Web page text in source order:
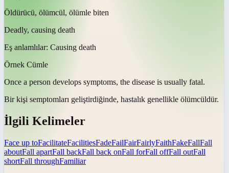
Öldürücü, ölümcül, ölümle biten
Deadly, causing death
Eş anlamlılar: Causing death
Örnek Cümle
Once a person develops symptoms, the disease is usually fatal.
Bir kişi semptomları geliştirdiğinde, hastalık genellikle ölümcüldür.
İlgili Kelimeler
Face up toFacilitateFacilitiesFadeFailFairFairlyFaithFakeFallFall
aboutFall apartFall backFall back onFall forFall offFall outFall
shortFall throughFamiliar